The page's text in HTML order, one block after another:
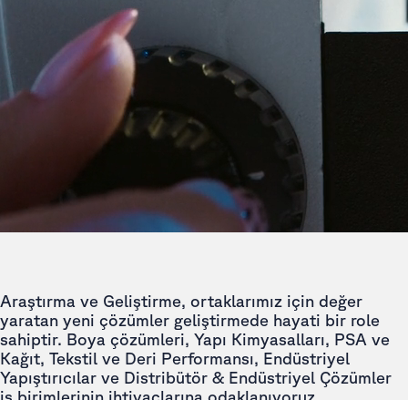
Araştırma ve Geliştirme, ortaklarımız için değer
yaratan yeni çözümler geliştirmede hayati bir role
sahiptir. Boya çözümleri, Yapı Kimyasalları, PSA ve
Kağıt, Tekstil ve Deri Performansı, Endüstriyel
Yapıştırıcılar ve Distribütör & Endüstriyel Çözümler
iş birimlerinin ihtiyaçlarına odaklanıyoruz.